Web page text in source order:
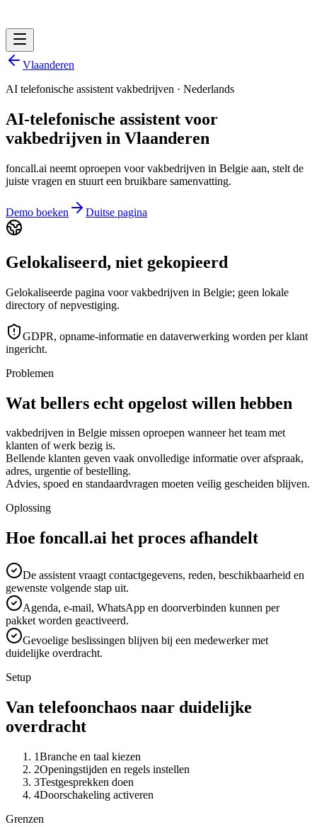
Vlaanderen
AI telefonische assistent vakbedrijven · Nederlands
AI-telefonische assistent voor
vakbedrijven in Vlaanderen
foncall.ai neemt oproepen voor vakbedrijven in Belgie aan, stelt de
juiste vragen en stuurt een bruikbare samenvatting.
Demo boeken Duitse pagina
Gelokaliseerd, niet gekopieerd
Gelokaliseerde pagina voor vakbedrijven in Belgie; geen lokale
directory of nepvestiging.
GDPR, opname-informatie en dataverwerking worden per klant
ingericht.
Problemen
Wat bellers echt opgelost willen hebben
vakbedrijven in Belgie missen oproepen wanneer het team met
klanten of werk bezig is.
Bellende klanten geven vaak onvolledige informatie over afspraak,
adres, urgentie of bestelling.
Advies, spoed en standaardvragen moeten veilig gescheiden blijven.
Oplossing
Hoe foncall.ai het proces afhandelt
De assistent vraagt contactgegevens, reden, beschikbaarheid en
gewenste volgende stap uit.
Agenda, e-mail, WhatsApp en doorverbinden kunnen per
pakket worden geactiveerd.
Gevoelige beslissingen blijven bij een medewerker met
duidelijke overdracht.
Setup
Van telefoonchaos naar duidelijke
overdracht
1Branche en taal kiezen
2Openingstijden en regels instellen
3Testgesprekken doen
4Doorschakeling activeren
Grenzen